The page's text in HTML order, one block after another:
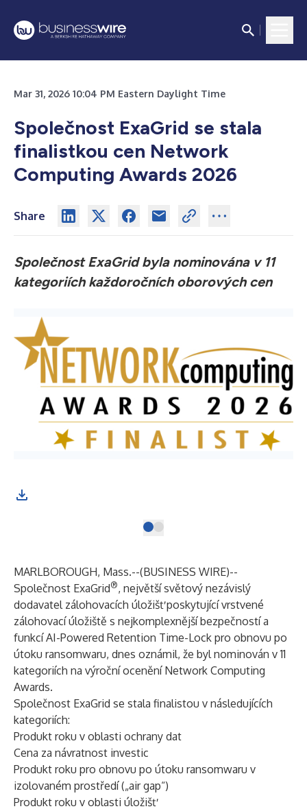
Mar 31, 2026 10:04 PM Eastern Daylight Time
Společnost ExaGrid se stala
finalistkou cen Network
Computing Awards 2026
Share
Společnost ExaGrid byla nominována v 11
kategoriích každoročních oborových cen
MARLBOROUGH, Mass.--(BUSINESS WIRE)--
Společnost ExaGrid®, největší světový nezávislý
dodavatel zálohovacích úložišť poskytující vrstvené
zálohovací úložiště s nejkomplexnější bezpečností a
funkcí AI-Powered Retention Time-Lock pro obnovu po
útoku ransomwaru, dnes oznámil, že byl nominován v 11
kategoriích na výroční ocenění Network Computing
Awards.
Společnost ExaGrid se stala finalistou v následujících
kategoriích:
Produkt roku v oblasti ochrany dat
Cena za návratnost investic
Produkt roku pro obnovu po útoku ransomwaru v
izolovaném prostředí („air gap“)
Produkt roku v oblasti úložišť